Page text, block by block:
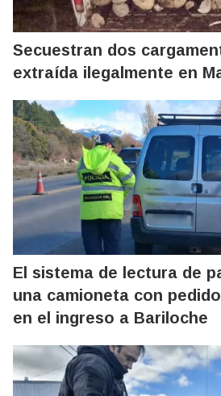
Secuestran dos
extraída ilegalmente en
El sistema de lectura de
una camioneta con
en el ingreso a Bariloche